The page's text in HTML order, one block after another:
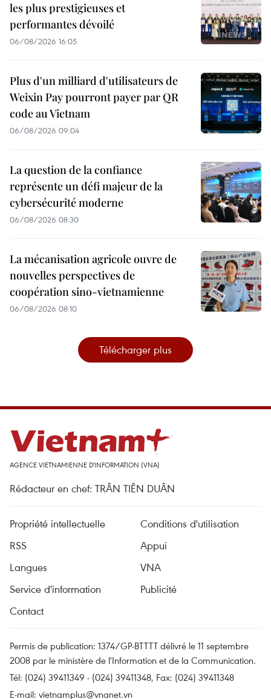
les plus prestigieuses et
performantes dévoilé
06/08/2026 16:05
Plus d'un milliard d'utilisateurs de
Weixin Pay pourront payer par QR
code au Vietnam
06/08/2026 09:04
La question de la confiance
représente un défi majeur de la
cybersécurité moderne
06/08/2026 08:30
La mécanisation agricole ouvre de
nouvelles perspectives de
coopération sino-vietnamienne
06/08/2026 08:10
Télécharger plus
AGENCE VIETNAMIENNE D'INFORMATION (VNA)
Rédacteur en chef: TRÂN TIÊN DUÂN
Propriété intellectuelle
Conditions d'utilisation
RSS
Appui
Langues
VNA
Service d'information
Publicité
Contact
Permis de publication: 1374/GP-BTTTT délivré le 11 septembre
2008 par le ministère de l'Information et de la Communication.
Tél: (024) 39411349 - (024) 39411348, Fax: (024) 39411348
E-mail: vietnamplus@vnanet.vn